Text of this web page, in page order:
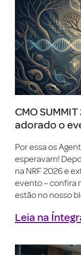
CMO
adorado o
Por essa os
esperavam!
na NRF 2026 e
evento – confira
estão no nosso
Leia na